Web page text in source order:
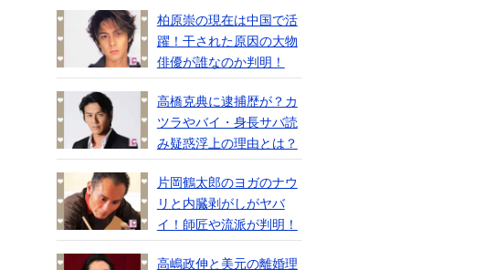
柏原崇の現在は中国で活
躍！干された原因の大物
俳優が誰なのか判明！
高橋克典に逮捕歴が？カ
ツラやバイ・身長サバ読
み疑惑浮上の理由とは？
片岡鶴太郎のヨガのナウ
リと内臓剥がしがヤバ
イ！師匠や流派が判明！
高嶋政伸と美元の離婚理